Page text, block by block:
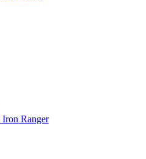
Iron Ranger